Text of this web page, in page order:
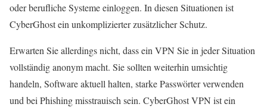
oder berufliche Systeme einloggen. In diesen Situationen ist
CyberGhost ein unkomplizierter zusätzlicher Schutz.
Erwarten Sie allerdings nicht, dass ein VPN Sie in jeder Situation
vollständig anonym macht. Sie sollten weiterhin umsichtig
handeln, Software aktuell halten, starke Passwörter verwenden
und bei Phishing misstrauisch sein. CyberGhost VPN ist ein